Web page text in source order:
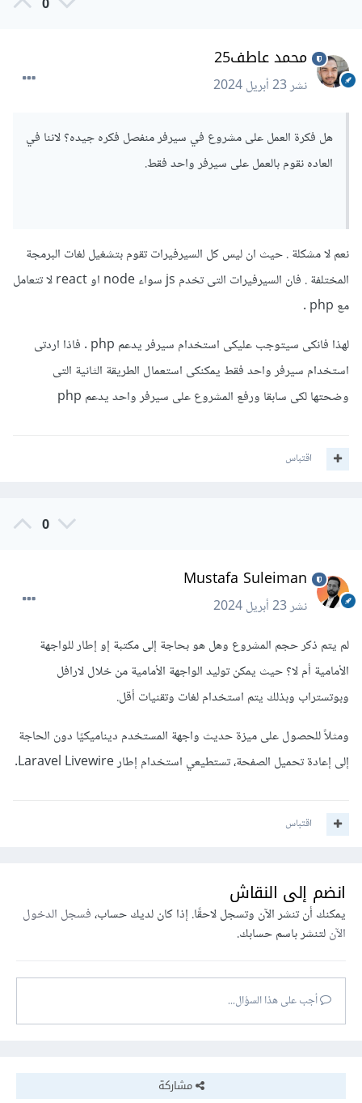
0
محمد عاطف25
نشر23 أبريل 2024
هل فكرة العمل على مشروع في سيرفر منفصل فكره جيده؟ لاننا في
العاده نقوم بالعمل على سيرفر واحد فقط.
نعم لا مشكلة . حيث ان ليس كل السيرفيرات تقوم بتشغيل لغات البرمجة
المختلفة . فان السيرفيرات التى تخدم js سواء node او react لا تتعامل
مع php .
لهذا فانكى سيتوجب عليكى استخدام سيرفر يدعم php . فاذا اردتى
استخدام سيرفر واحد فقط يمكنكى استعمال الطريقة الثانية التى
وضحتها لكى سابقا ورفع المشروع على سيرفر واحد يدعم php
اقتباس
0
Mustafa Suleiman
نشر23 أبريل 2024
لم يتم ذكر حجم المشروع وهل هو بحاجة إلى مكتبة إو إطار للواجهة
الأمامية أم لا؟ حيث يمكن توليد الواجهة الأمامية من خلال لارافل
وبوتستراب وبذلك يتم استخدام لغات وتقنيات أقل.
ومثلاً للحصول على ميزة حديث واجهة المستخدم ديناميكيًا دون الحاجة
إلى إعادة تحميل الصفحة، تستطيعي استخدام إطار Laravel Livewire.
اقتباس
انضم إلى النقاش
يمكنك أن تنشر الآن وتسجل لاحقًا. إذا كان لديك حساب،فسجل الدخول
الآنلتنشر باسم حسابك.
أجب على هذا السؤال...
مشاركة